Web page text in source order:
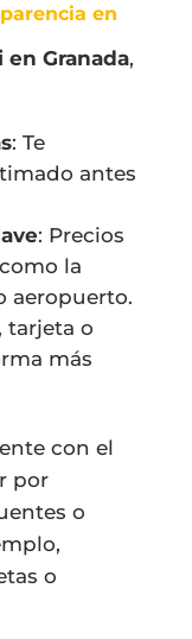
en
en Granada,
: Te
antes
: Precios
la
aeropuerto.
tarjeta o
más
con el
por
o
o